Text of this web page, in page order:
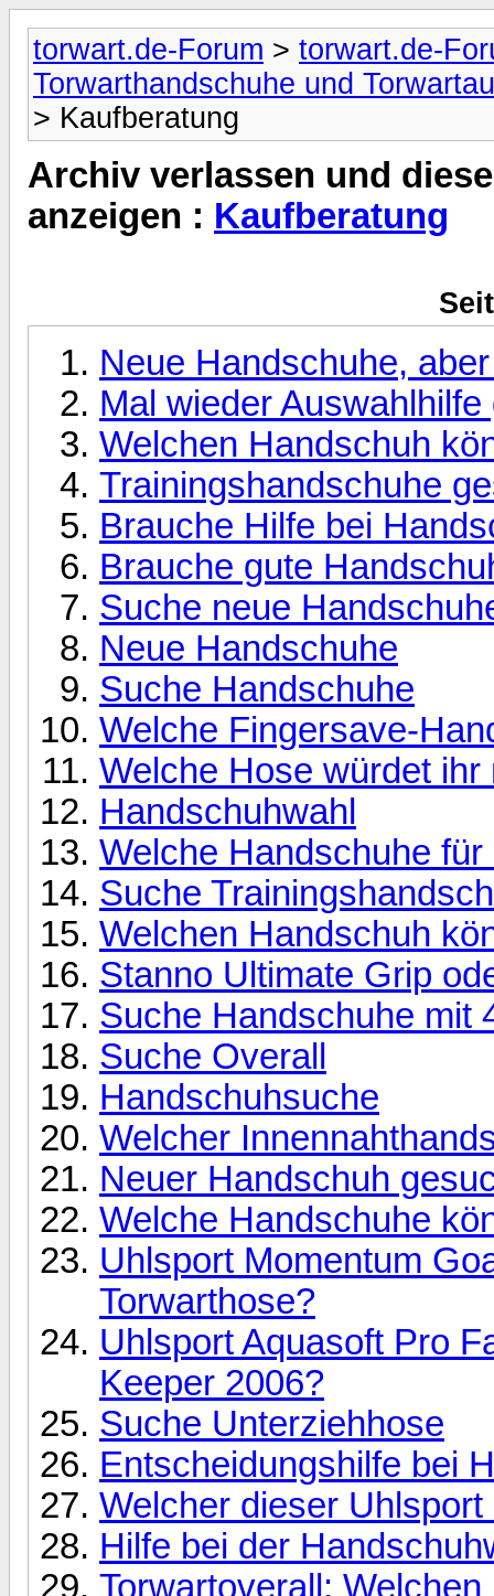
torwart.de-Forum > torwart.de-
Torwarthandschuhe und
> Kaufberatung
Archiv verlassen und
anzeigen : Kaufberatung
Neue Handschuhe,
Mal wieder Auswahlhilfe
Welchen Handschuh
Trainingshandschuhe
Brauche Hilfe bei
Brauche gute
Suche neue
Neue Handschuhe
Suche Handschuhe
Welche Fingersave-
Welche Hose würdet ihr
Handschuhwahl
Welche Handschuhe
Suche
Welchen Handschuh
Stanno Ultimate Grip
Suche Handschuhe mit
Suche Overall
Handschuhsuche
Welcher
Neuer Handschuh
Welche Handschuhe
Uhlsport Momentum
Torwarthose?
Uhlsport Aquasoft Pro
Keeper 2006?
Suche Unterziehhose
Entscheidungshilfe bei
Welcher dieser
Hilfe bei der
Torwartoverall: